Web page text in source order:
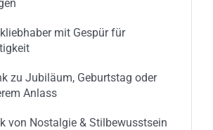
mit Gespür für
zu Jubiläum, Geburtstag oder
Anlass
von Nostalgie & Stilbewusstsein